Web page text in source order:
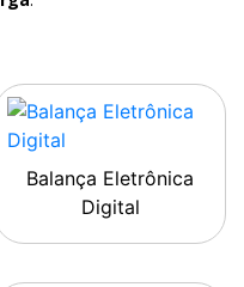
Balança Eletrônica
Digital